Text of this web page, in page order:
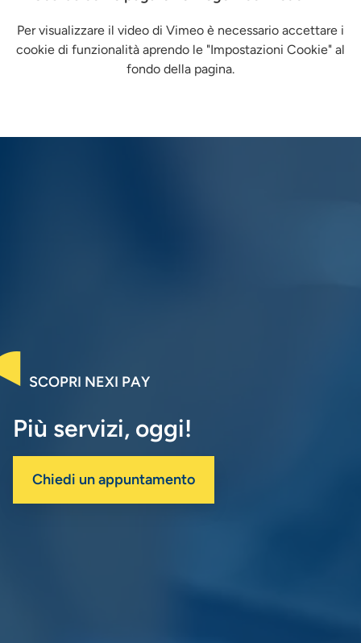
Per visualizzare il video di Vimeo è necessario accettare i
cookie di funzionalità aprendo le "Impostazioni Cookie" al
fondo della pagina.
SCOPRI NEXI PAY
Più servizi, oggi!
Chiedi un appuntamento